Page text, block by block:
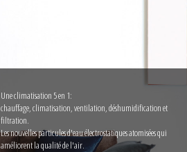
Une climatisation 5 en 1:
chauffage, climatisation, ventilation, déshumidification et
filtration.
Les nouvelles particules d'eau électrostatiques atomisées qui
améliorent la qualité de l'air.